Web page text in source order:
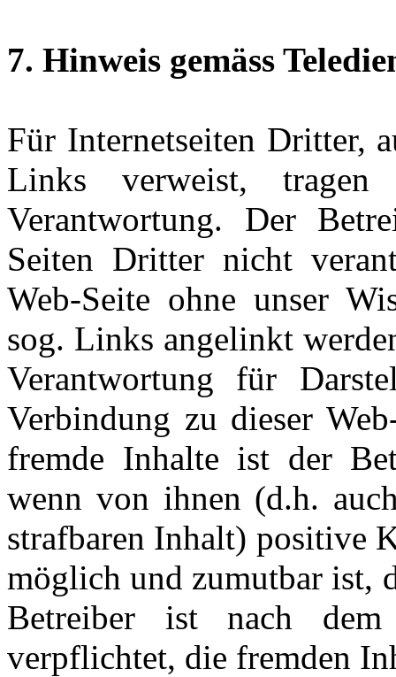
7. Hinweis gemäss
Für Internetseiten Dritter,
Links verweist,
Verantwortung. Der
Seiten Dritter nicht
Web-Seite ohne unser
sog. Links angelinkt
Verantwortung für
Verbindung zu dieser
fremde Inhalte ist der
wenn von ihnen (d.h.
strafbaren Inhalt) positive
möglich und zumutbar ist,
Betreiber ist nach dem
verpflichtet, die fremden